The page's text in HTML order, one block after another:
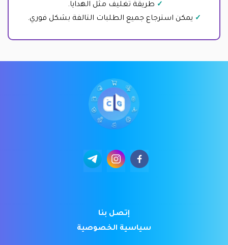
طريقة تغليف مثل الهدايا.
يمكن استرجاع جميع الطلبات التالفة بشكل فوري.
إتصل بنا
سياسية الخصوصية